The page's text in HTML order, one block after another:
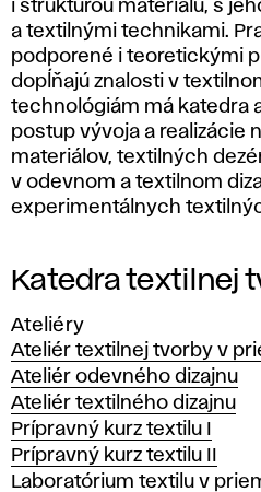
r
b
a
i štruktúrou materiálu, s
a textilnými technikami.
podporené i teoretickými
dopĺňajú znalosti v
technológiám má katedra
postup vývoja a realizácie
materiálov, textilných
v odevnom a textilnom
experimentálnych
Katedra textilnej
Ateliéry
Ateliér textilnej tvorby v
Ateliér odevného dizajnu
Ateliér textilného dizajnu
Prípravný kurz textilu I
Prípravný kurz textilu II
Laboratórium textilu v